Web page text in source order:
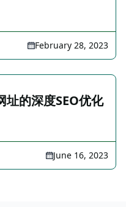
February 28, 2023
址的深度SEO优化
June 16, 2023